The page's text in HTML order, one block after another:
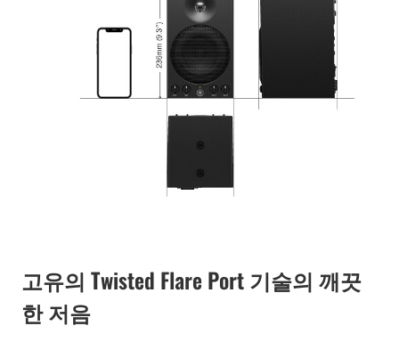
고유의 Twisted Flare Port 기술의 깨끗
한 저음